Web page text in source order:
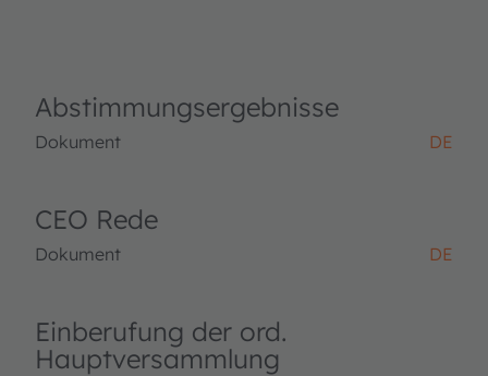
Abstimmungsergebnisse
Dokument DE
CEO Rede
Dokument DE
Einberufung der ord.
Hauptversammlung